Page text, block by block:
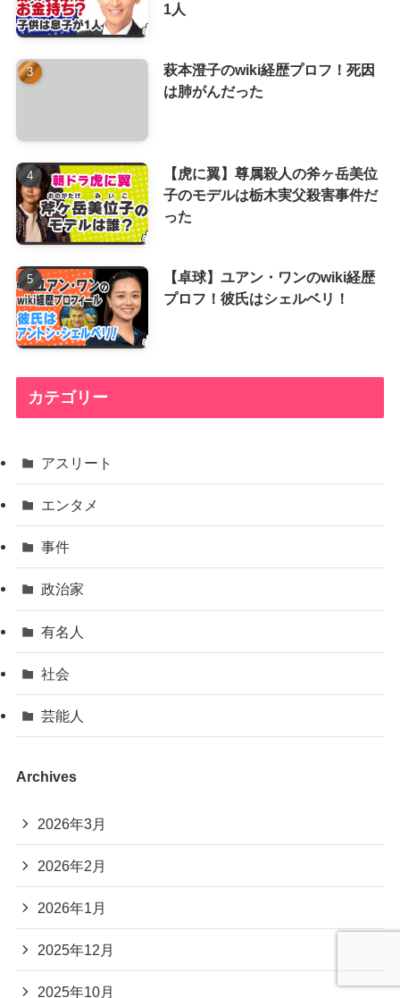
1人
萩本澄子のwiki経歴プロフ！死因
は肺がんだった
【虎に翼】尊属殺人の斧ヶ岳美位
子のモデルは栃木実父殺害事件だ
った
【卓球】ユアン・ワンのwiki経歴
プロフ！彼氏はシェルベリ！
カテゴリー
アスリート
エンタメ
事件
政治家
有名人
社会
芸能人
Archives
2026年3月
2026年2月
2026年1月
2025年12月
2025年10月